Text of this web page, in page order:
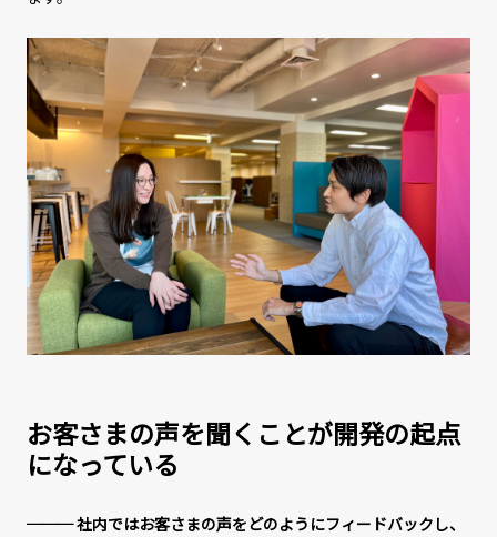
お客さまの声を聞くことが開発の起点
になっている
─── 社内ではお客さまの声をどのようにフィードバックし、